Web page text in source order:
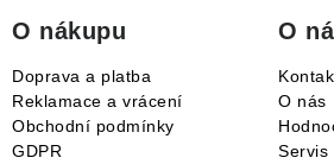
O nákupu
Doprava a platba
Reklamace a vrácení
Obchodní podmínky
GDPR
O
O nás
Servis